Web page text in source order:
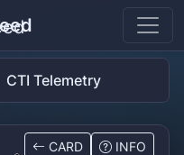
CTI Telemetry
CARD INFO